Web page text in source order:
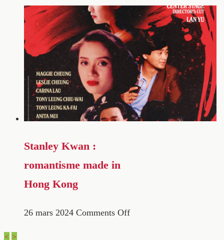
Stanley Kwan :
romantisme made in
Hong Kong
26 mars 2024 Comments Off
< >